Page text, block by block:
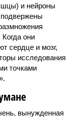
и нейроны
подвержены
они
сердце и мозг,
исследования
точками
вынужденная